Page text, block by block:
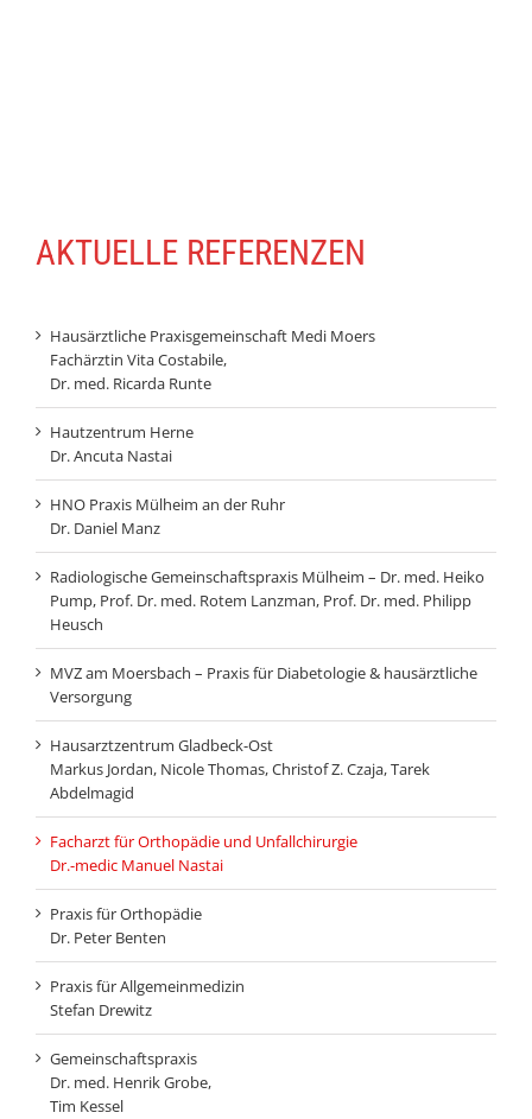
AKTUELLE REFERENZEN
Hausärztliche Praxisgemeinschaft Medi Moers​
Fachärztin Vita Costabile,
Dr. med. Ricarda Runte
Hautzentrum Herne
Dr. Ancuta Nastai
HNO Praxis Mülheim an der Ruhr
Dr. Daniel Manz
Radiologische Gemeinschaftspraxis Mülheim – Dr. med. Heiko
Pump, Prof. Dr. med. Rotem Lanzman, Prof. Dr. med. Philipp
Heusch
MVZ am Moersbach – Praxis für Diabetologie & hausärztliche
Versorgung
Hausarztzentrum Gladbeck-Ost
Markus Jordan, Nicole Thomas, Christof Z. Czaja, Tarek
Abdelmagid
Facharzt für Orthopädie und Unfallchirurgie
Dr.-medic Manuel Nastai
Praxis für Orthopädie
Dr. Peter Benten
Praxis für Allgemeinmedizin
Stefan Drewitz
Gemeinschaftspraxis
Dr. med. Henrik Grobe,
Tim Kessel